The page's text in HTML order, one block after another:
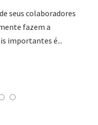
seus colaboradores
fazem a
importantes é...